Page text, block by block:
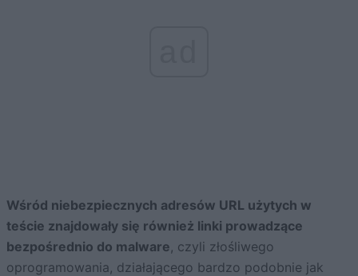
Wśród niebezpiecznych adresów URL użytych w
teście znajdowały się również linki prowadzące
bezpośrednio do malware, czyli złośliwego
oprogramowania, działającego bardzo podobnie jak